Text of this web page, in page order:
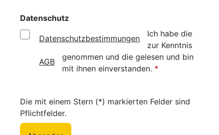
Datenschutz
Ich habe die
Datenschutzbestimmungen
zur Kenntnis
genommen und die
AGB
gelesen und bin
mit ihnen einverstanden. *
Die mit einem Stern (*) markierten Felder sind
Pflichtfelder.